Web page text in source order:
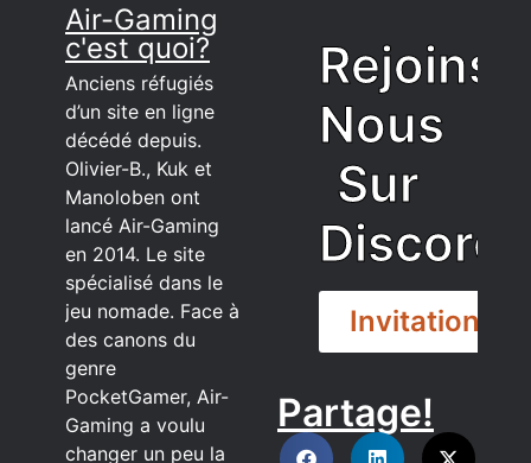
Air-Gaming
c'est quoi?
Anciens réfugiés
d’un site en ligne
décédé depuis.
Olivier-B., Kuk et
Manoloben ont
lancé Air-Gaming
en 2014. Le site
spécialisé dans le
jeu nomade. Face à
des canons du
genre
PocketGamer, Air-
Gaming a voulu
changer un peu la
Rejoins
Nous
Sur
Discord
Invitation
DISCORD
Partage!